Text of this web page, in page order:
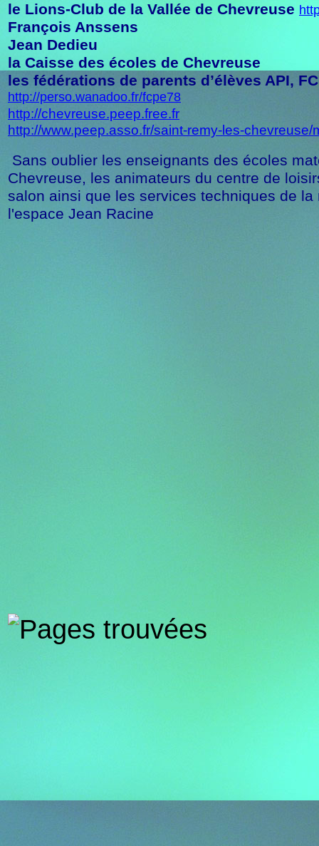
le Lions-Club de la Vallée de Chevreuse
François Anssens
Jean Dedieu
la Caisse des écoles de Chevreuse
les fédérations de parents d’élèves API,
http://perso.wanadoo.fr/fcpe78
http://chevreuse.peep.free.fr
http://www.peep.asso.fr/saint-remy-les-
Sans oublier les enseignants des écoles
Chevreuse, les animateurs du centre de
salon ainsi que les services techniques de
l'espace Jean Racine